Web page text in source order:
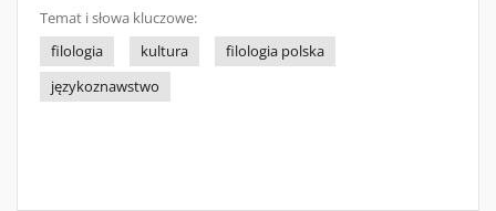
Temat i słowa kluczowe:
filologia
kultura
filologia polska
językoznawstwo